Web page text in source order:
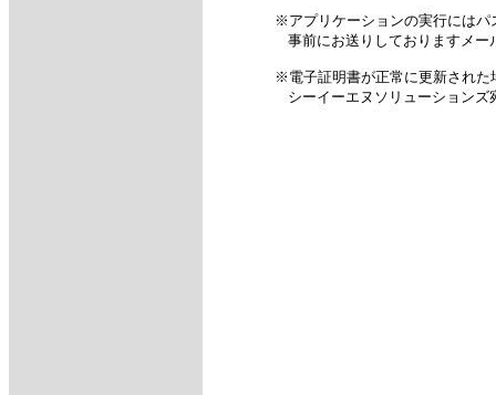
※アプリケーションの実行にはパ
事前にお送りしておりますメー
※電子証明書が正常に更新された
シーイーエヌソリューションズ